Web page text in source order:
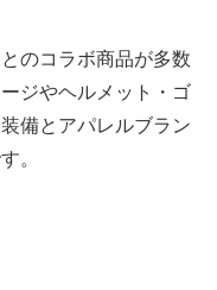
のコラボ商品が多数
ジやヘルメット・ゴ
備とアパレルブラン
。